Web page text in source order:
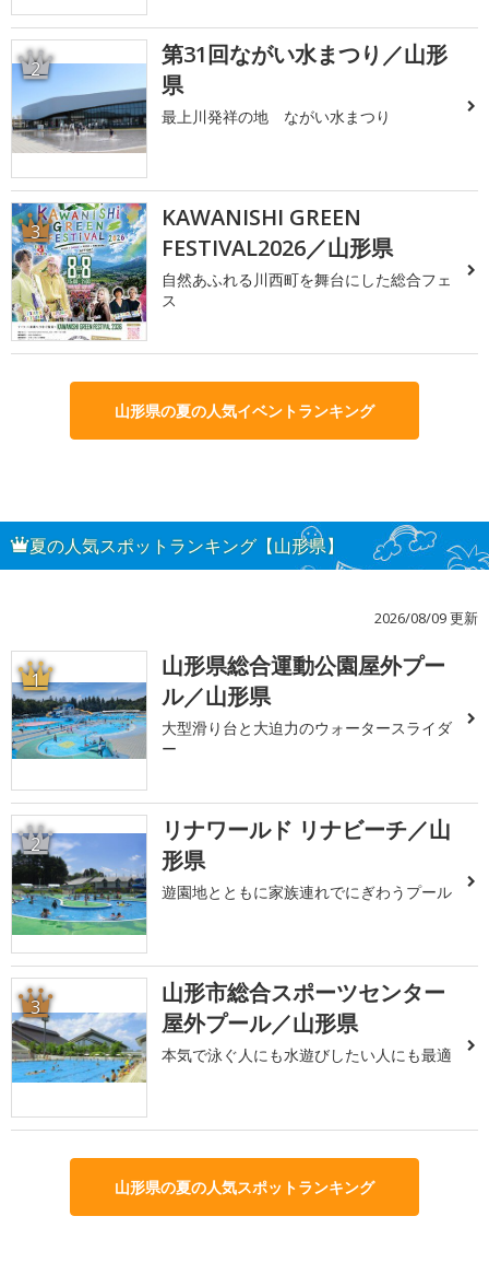
2
第31回ながい水まつり／山形
県
最上川発祥の地 ながい水まつり
3
KAWANISHI GREEN
FESTIVAL2026／山形県
自然あふれる川西町を舞台にした総合フェ
ス
山形県の夏の人気イベントランキング
夏の人気スポットランキング【山形県】
2026/08/09 更新
1
山形県総合運動公園屋外プー
ル／山形県
大型滑り台と大迫力のウォータースライダ
ー
2
リナワールド リナビーチ／山
形県
遊園地とともに家族連れでにぎわうプール
3
山形市総合スポーツセンター
屋外プール／山形県
本気で泳ぐ人にも水遊びしたい人にも最適
山形県の夏の人気スポットランキング